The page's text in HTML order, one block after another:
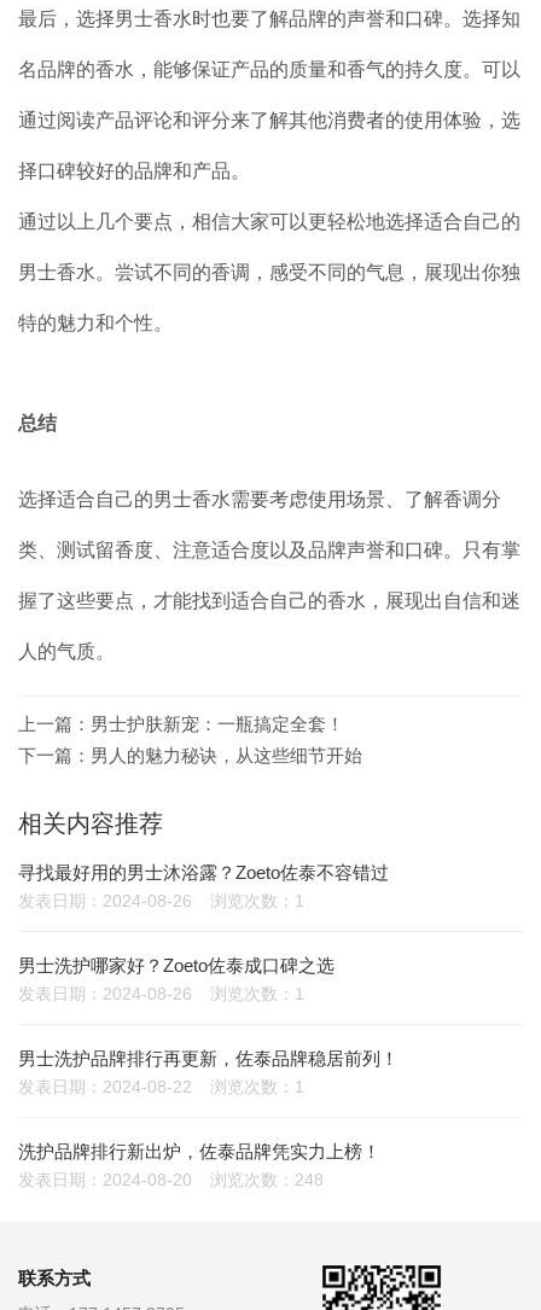
最后，选择男士香水时也要了解品牌的声誉和口碑。选择知
名品牌的香水，能够保证产品的质量和香气的持久度。可以
通过阅读产品评论和评分来了解其他消费者的使用体验，选
择口碑较好的品牌和产品。
通过以上几个要点，相信大家可以更轻松地选择适合自己的
男士香水。尝试不同的香调，感受不同的气息，展现出你独
特的魅力和个性。
总结
选择适合自己的男士香水需要考虑使用场景、了解香调分
类、测试留香度、注意适合度以及品牌声誉和口碑。只有掌
握了这些要点，才能找到适合自己的香水，展现出自信和迷
人的气质。
上一篇： 男士护肤新宠：一瓶搞定全套！
下一篇： 男人的魅力秘诀，从这些细节开始
相关内容推荐
寻找最好用的男士沐浴露？Zoeto佐泰不容错过
发表日期：2024-08-26 浏览次数：1
男士洗护哪家好？Zoeto佐泰成口碑之选
发表日期：2024-08-26 浏览次数：1
男士洗护品牌排行再更新，佐泰品牌稳居前列！
发表日期：2024-08-22 浏览次数：1
洗护品牌排行新出炉，佐泰品牌凭实力上榜！
发表日期：2024-08-20 浏览次数：248
联系方式